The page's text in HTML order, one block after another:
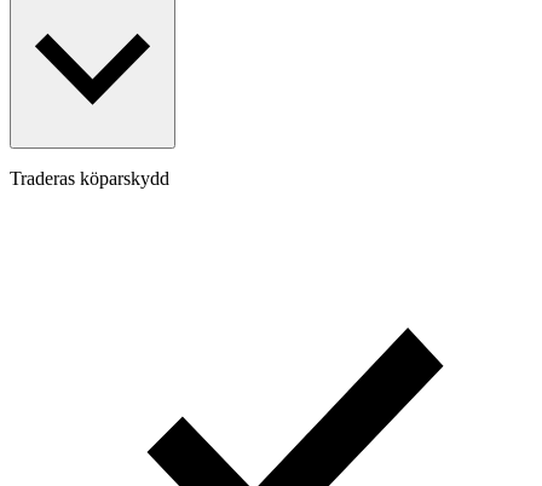
Traderas köparskydd